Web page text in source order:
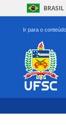
BRASIL
Ir para o conteúdo